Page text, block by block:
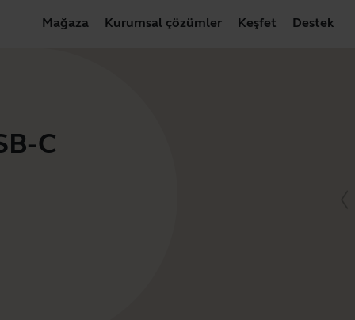
Mağaza Kurumsal çözümler Keşfet Destek
C